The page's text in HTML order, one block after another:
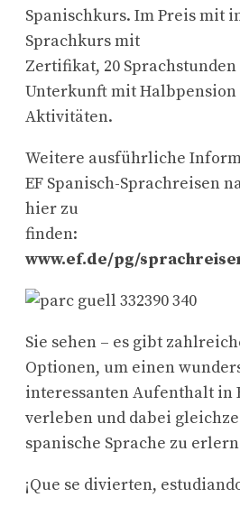
Spanischkurs. Im Preis mit
Sprachkurs mit
Zertifikat, 20 Sprachstunden
Unterkunft mit
Aktivitäten.
Weitere ausführliche
EF Spanisch-Sprachreisen
hier zu
finden:
www.ef.de/pg/
Sie sehen – es gibt
Optionen, um einen
interessanten Aufenthalt in
verleben und dabei
spanische Sprache zu
¡Que se divierten,